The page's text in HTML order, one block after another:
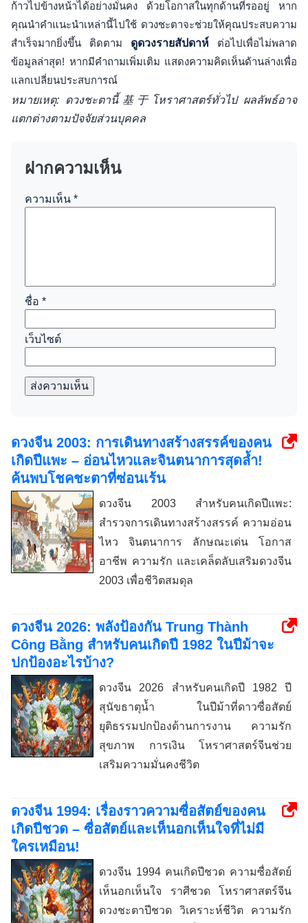
ก้าวไปข้างหน้าได้อย่างมั่นคง ด้วยโอกาสในทุกด้านที่รออยู่ หาก
คุณนำคำแนะนำเหล่านี้ไปใช้ ดวงชะตาจะช่วยให้คุณประสบความ
สำเร็จมากยิ่งขึ้น ติดตาม ดูดวงรายสัปดาห์ ต่อไปเพื่อไม่พลาด
ข้อมูลล่าสุด! หากมีคำถามเพิ่มเติม แสดงความคิดเห็นด้านล่างเพื่อ
แลกเปลี่ยนประสบการณ์
หมายเหตุ: ดวงชะตานี้基于โหราศาสตร์ทั่วไป ผลลัพธ์อาจ
แตกต่างตามปัจจัยส่วนบุคคล
ฝากความเห็น
ความเห็น *
ชื่อ *
เว็บไซต์
ส่งความเห็น
ดวงจีน 2003: การเดินทางสร้างสรรค์ของคน
เกิดปีแพะ – อ่อนไหวและจินตนาการสุดล้ำ!
ค้นพบโชคชะตาที่ซ่อนเร้น
ดวงจีน 2003 สำหรับคนเกิดปีแพะ:
สำรวจการเดินทางสร้างสรรค์ ความอ่อน
ไหว จินตนาการ ลักษณะเด่น โอกาส
อาชีพ ความรัก และเคล็ดลับเสริมดวงจีน
2003 เพื่อชีวิตสมดุล
ดวงจีน 2026: พลังป้องกัน Trung Thành
Công Bằng สำหรับคนเกิดปี 1982 ในปีม้าจะ
ปกป้องอะไรบ้าง?
ดวงจีน 2026 สำหรับคนเกิดปี 1982 ปี
สุนัขธาตุน้ำ ในปีม้าที่ดาวซื่อสัตย์
ยุติธรรมปกป้องด้านการงาน ความรัก
สุขภาพ การเงิน โหราศาสตร์จีนช่วย
เสริมความมั่นคงชีวิต
ดวงจีน 1994: เรื่องราวความซื่อสัตย์ของคน
เกิดปีชวด – ซื่อสัตย์และเห็นอกเห็นใจที่ไม่มี
ใครเหมือน!
ดวงจีน 1994 คนเกิดปีชวด ความซื่อสัตย์
เห็นอกเห็นใจ ราศีชวด โหราศาสตร์จีน
ดวงชะตาปีชวด วิเคราะห์ชีวิต ความรัก